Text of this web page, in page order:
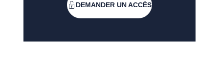
DEMANDER UN ACCÈS